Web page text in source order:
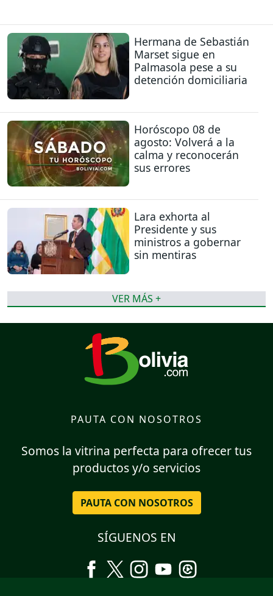
Hermana de Sebastián
Marset sigue en
Palmasola pese a su
detención domiciliaria
Horóscopo 08 de
agosto: Volverá a la
calma y reconocerán
sus errores
Lara exhorta al
Presidente y sus
ministros a gobernar
sin mentiras
VER MÁS +
PAUTA CON NOSOTROS
Somos la vitrina perfecta para ofrecer tus
productos y/o servicios
PAUTA CON NOSOTROS
SÍGUENOS EN